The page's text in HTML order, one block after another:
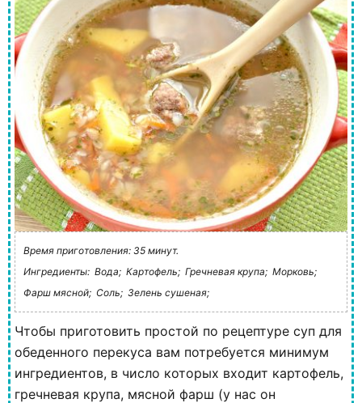
Время приготовления: 35 минут.
Ингредиенты: Вода; Картофель; Гречневая крупа; Морковь;
Фарш мясной; Соль; Зелень сушеная;
Чтобы приготовить простой по рецептуре суп для
обеденного перекуса вам потребуется минимум
ингредиентов, в число которых входит картофель,
гречневая крупа, мясной фарш (у нас он